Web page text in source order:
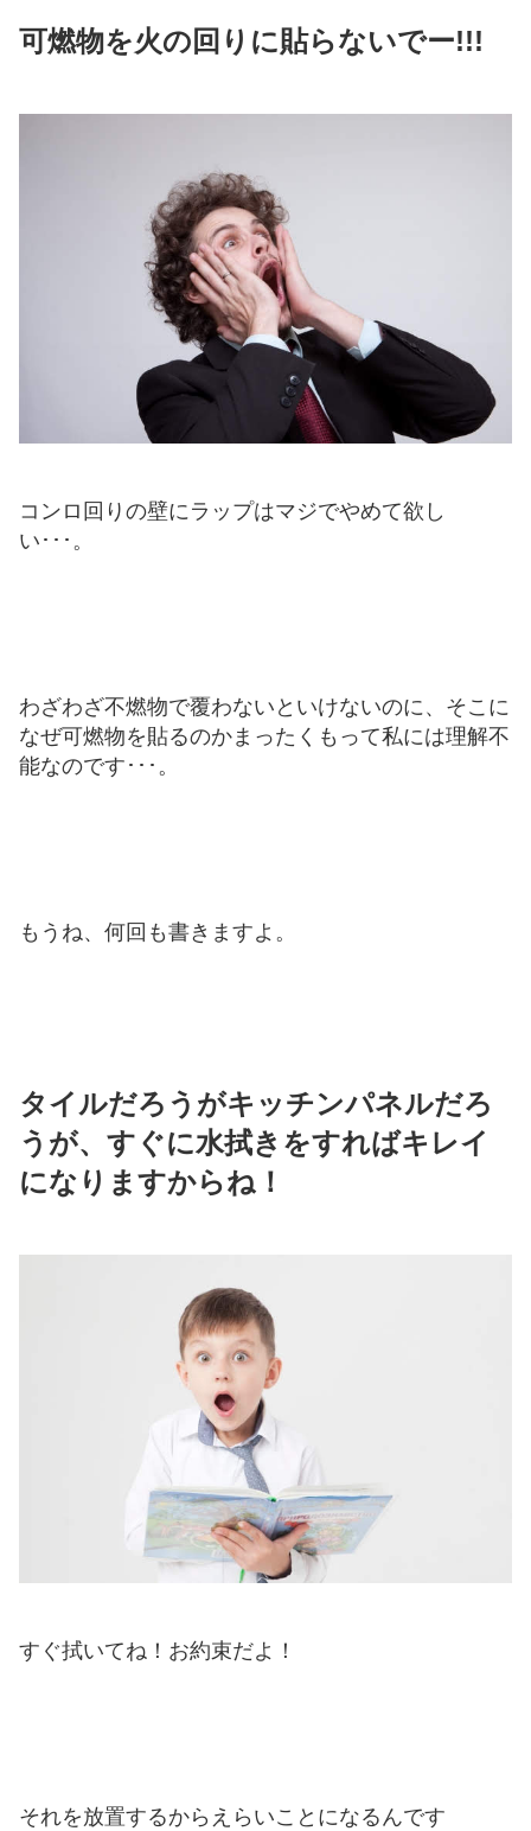
可燃物を火の回りに貼らないでー!!!
コンロ回りの壁にラップはマジでやめて欲し
い･･･。
わざわざ不燃物で覆わないといけないのに、そこに
なぜ可燃物を貼るのかまったくもって私には理解不
能なのです･･･。
もうね、何回も書きますよ。
タイルだろうがキッチンパネルだろ
うが、すぐに水拭きをすればキレイ
になりますからね！
すぐ拭いてね！お約束だよ！
それを放置するからえらいことになるんです